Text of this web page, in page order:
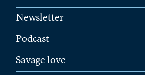
Newsletter
Podcast
Savage love